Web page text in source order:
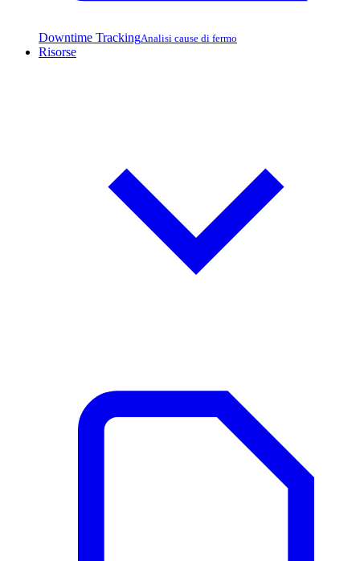
Downtime TrackingAnalisi cause di fermo
Risorse